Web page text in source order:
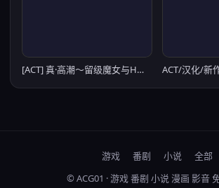
[ACT] 真·高潮～留级魔女与H魔手～/マジイキ～落第まじょとＨな魔手～/官中+动态【20260705】
游戏 番剧 小说
全部
© ACG01 · 游戏 番剧 小说 漫画 影音